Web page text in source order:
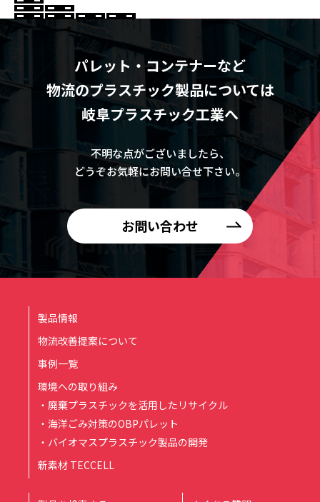
パレット・コンテナーなど
物流のプラスチック製品については
岐阜プラスチック工業へ
不明な点がございましたら、
どうぞお気軽にお問い合せ下さい。
お問い合わせ
製品情報
物流改善提案について
事例一覧
環境への取り組み
・廃棄プラスチックを活用したリサイクル
・海洋ごみ対策のOBPパレット
・バイオマスプラスチック製品の開発
新素材 TECCELL